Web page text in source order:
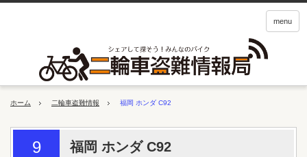
menu
ホーム 二輪車盗難情報 福岡 ホンダ C92
9 福岡 ホンダ C92